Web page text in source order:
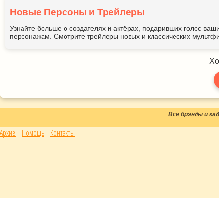
Новые Персоны и Трейлеры
Узнайте больше о создателях и актёрах, подаривших голос
персонажам. Смотрите трейлеры новых и классических
Все брэнды и
Архив | Помощь | Контакты